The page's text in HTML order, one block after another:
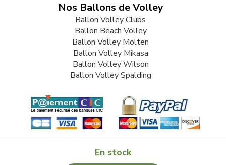
En stock
Nos Ballons de Volley
Ballon Volley Clubs
Ballon Beach Volley
Ballon Volley Molten
Ballon Volley Mikasa
Ballon Volley Wilson
Ballon Volley Spalding